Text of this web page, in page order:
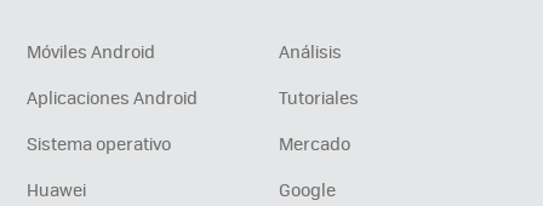
Móviles Android
Análisis
Aplicaciones Android
Tutoriales
Sistema operativo
Mercado
Huawei
Google